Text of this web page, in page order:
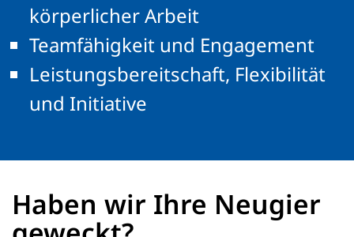
körperlicher Arbeit
Teamfähigkeit und Engagement
Leistungsbereitschaft, Flexibilität
und Initiative
Haben wir Ihre Neugier